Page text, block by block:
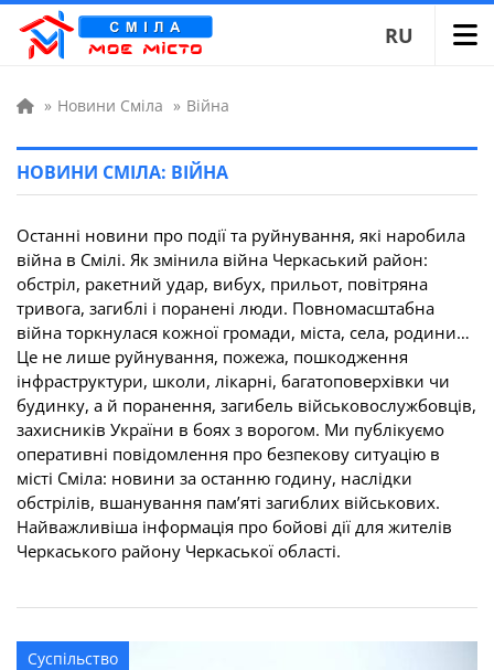
RU
» Новини Сміла » Війна
НОВИНИ СМІЛА: ВІЙНА
Останні новини про події та руйнування, які наробила
війна в Смілі. Як змінила війна Черкаський район:
обстріл, ракетний удар, вибух, прильот, повітряна
тривога, загиблі і поранені люди. Повномасштабна
війна торкнулася кожної громади, міста, села, родини…
Це не лише руйнування, пожежа, пошкодження
інфраструктури, школи, лікарні, багатоповерхівки чи
будинку, а й поранення, загибель військовослужбовців,
захисників України в боях з ворогом. Ми публікуємо
оперативні повідомлення про безпекову ситуацію в
місті Сміла: новини за останню годину, наслідки
обстрілів, вшанування пам’яті загиблих військових.
Найважливіша інформація про бойові дії для жителів
Черкаського району Черкаської області.
Суспільство